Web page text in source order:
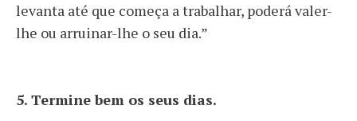
levanta até que começa a trabalhar, poderá valer-
lhe ou arruinar-lhe o seu dia.”
5. Termine bem os seus dias.